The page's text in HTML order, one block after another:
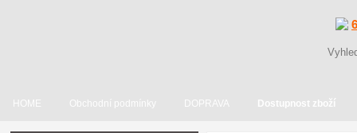
HOME Obchodní podmínky DOPRAVA Dostupnost zboží